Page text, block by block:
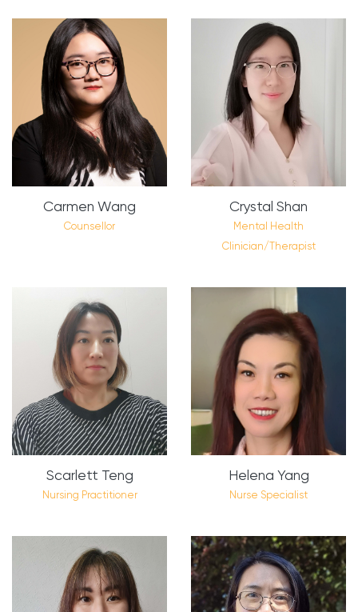
Carmen Wang
​Counsellor
Crystal Shan
Mental Health
Clinician/Therapist
Scarlett Teng
Nursing Practitioner
Helena Yang
Nurse Specialist